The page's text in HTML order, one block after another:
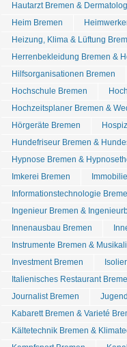
Hautarzt Bremen &
Heim Bremen
Heizung, Klima & Lüftung
Herrenbekleidung Bremen &
Hilfsorganisationen Bremen
Hochschule Bremen
Hochzeitsplaner Bremen &
Hörgeräte Bremen
Hundefriseur Bremen &
Hypnose Bremen &
Imkerei Bremen
Informationstechnologie
Ingenieur Bremen &
Innenausbau Bremen
Instrumente Bremen &
Investment Bremen
Italienisches Restaurant
Journalist Bremen
Kabarett Bremen & Varieté
Kältetechnik Bremen &